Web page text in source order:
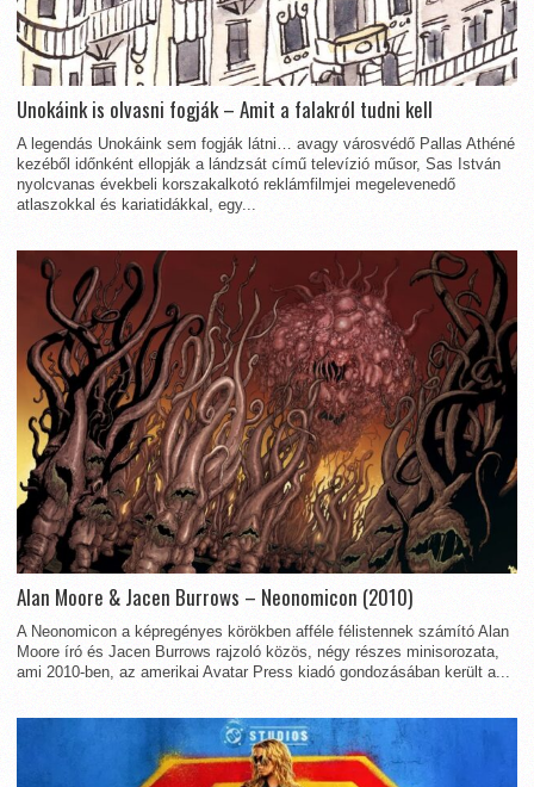
Unokáink is olvasni fogják – Amit a falakról tudni kell
A legendás Unokáink sem fogják látni… avagy városvédő Pallas Athéné
kezéből időnként ellopják a lándzsát című televízió műsor, Sas István
nyolcvanas évekbeli korszakalkotó reklámfilmjei megelevenedő
atlaszokkal és kariatidákkal, egy...
Alan Moore & Jacen Burrows – Neonomicon (2010)
A Neonomicon a képregényes körökben afféle félistennek számító Alan
Moore író és Jacen Burrows rajzoló közös, négy részes minisorozata,
ami 2010-ben, az amerikai Avatar Press kiadó gondozásában került a...